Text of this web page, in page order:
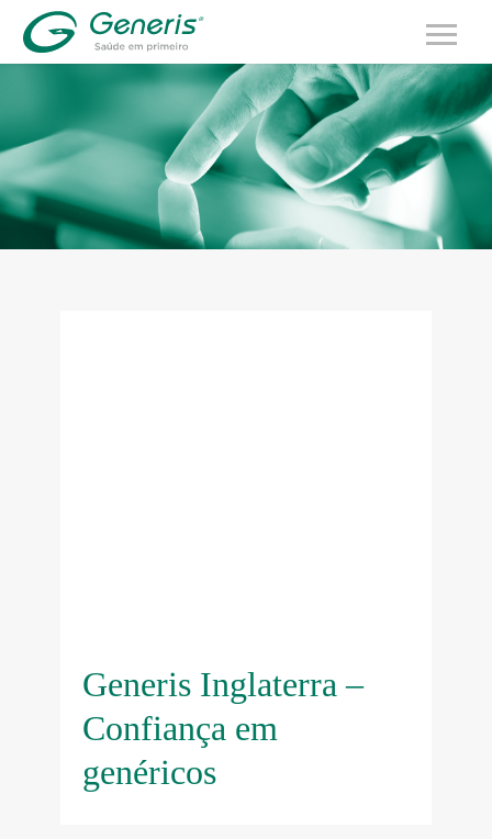
Generis Inglaterra –
Confiança em
genéricos